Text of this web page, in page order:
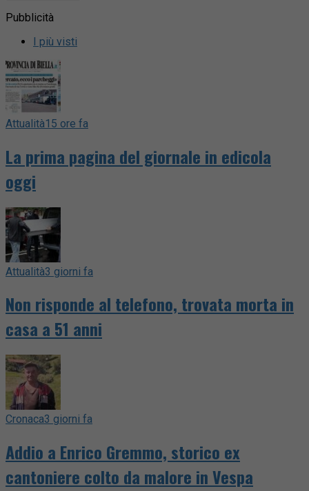
Pubblicità
I più visti
Attualità15 ore fa
La prima pagina del giornale in edicola
oggi
Attualità3 giorni fa
Non risponde al telefono, trovata morta in
casa a 51 anni
Cronaca3 giorni fa
Addio a Enrico Gremmo, storico ex
cantoniere colto da malore in Vespa